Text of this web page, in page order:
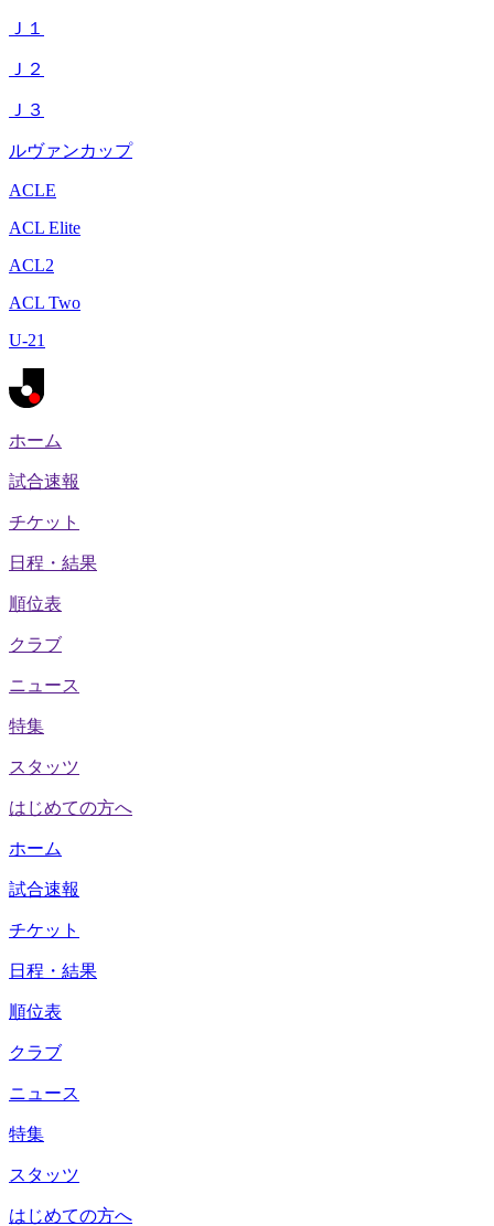
Ｊ１
Ｊ２
Ｊ３
ルヴァンカップ
ACLE
ACL Elite
ACL2
ACL Two
U-21
ホーム
試合速報
チケット
日程・結果
順位表
クラブ
ニュース
特集
スタッツ
はじめての方へ
ホーム
試合速報
チケット
日程・結果
順位表
クラブ
ニュース
特集
スタッツ
はじめての方へ